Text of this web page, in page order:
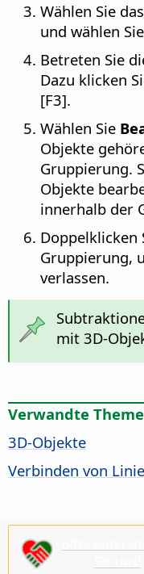
Wählen Sie
und wählen Sie
Betreten Sie
Dazu klicken
[F3].
Wählen Sie
Objekte
Gruppierung.
Objekte
innerhalb der
Doppelklicken
Gruppierung,
verlassen.
mit 3D-
Verwandte
3D-Objekte
Verbinden von